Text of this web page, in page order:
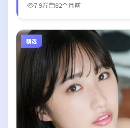
7.9万
82个月前
精选